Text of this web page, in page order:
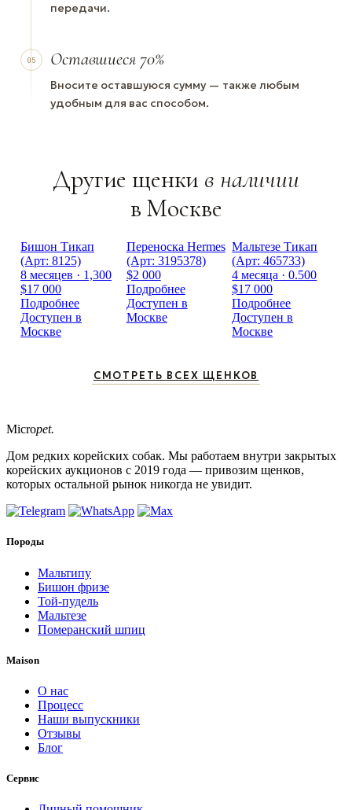
передачи.
05 Оставшиеся 70%
Вносите оставшуюся сумму — также любым
удобным для вас способом.
Другие щенки в наличии
в Москве
Бишон Тикап
(Арт: 8125)
8 месяцев · 1,300
$17 000
Подробнее
Доступен в
Москве
Переноска Hermes
(Арт: 3195378)
$2 000
Подробнее
Доступен в
Москве
Мальтезе Тикап
(Арт: 465733)
4 месяца · 0.500
$17 000
Подробнее
Доступен в
Москве
СМОТРЕТЬ ВСЕХ ЩЕНКОВ
Micropet.
Дом редких корейских собак. Мы работаем внутри закрытых
корейских аукционов с 2019 года — привозим щенков,
которых остальной рынок никогда не увидит.
Породы
Мальтипу
Бишон фризе
Той-пудель
Мальтезе
Померанский шпиц
Maison
О нас
Процесс
Наши выпускники
Отзывы
Блог
Сервис